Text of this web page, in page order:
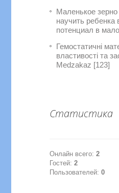
Маленькое
научить ребенка
потенциал в
Гемостатичні
властивості та
Medzakaz [123]
Статистика
Онлайн всего:2
Гостей:2
Пользователей:0